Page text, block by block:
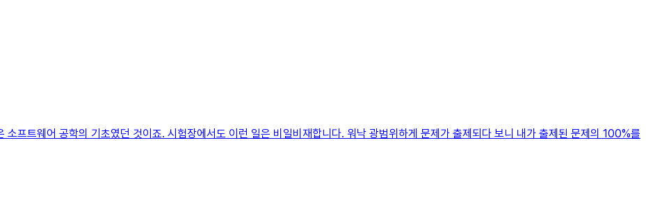
프트웨어 공학의 기초였던 것이죠. 시험장에서도 이런 일은 비일비재합니다. 워낙 광범위하게 문제가 출제되다 보니 내가 출제된 문제의 100%를